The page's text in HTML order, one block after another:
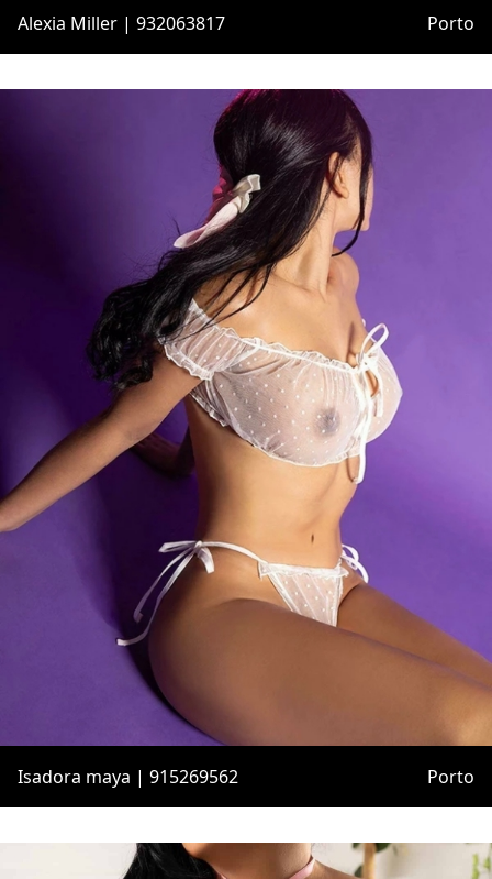
Alexia Miller | 932063817 Porto
Isadora maya | 915269562 Porto